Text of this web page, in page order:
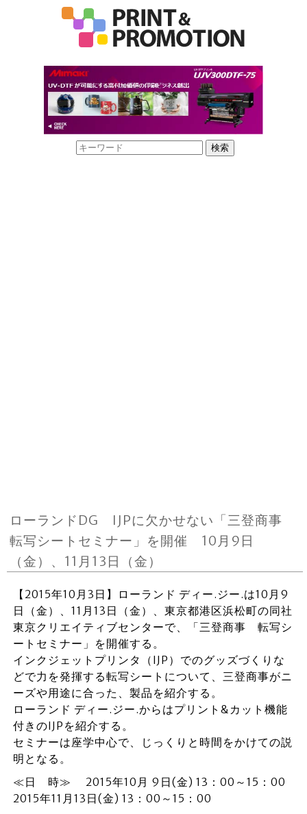
ローランドDG IJPに欠かせない「三登商事
転写シートセミナー」を開催 10月9日
（金）、11月13日（金）
【2015年10月3日】ローランド ディー.ジー.は10月9
日（金）、11月13日（金）、東京都港区浜松町の同社
東京クリエイティブセンターで、「三登商事 転写シ
ートセミナー」を開催する。
インクジェットプリンタ（IJP）でのグッズづくりな
どで力を発揮する転写シートについて、三登商事がニ
ーズや用途に合った、製品を紹介する。
ローランド ディー.ジー.からはプリント&カット機能
付きのIJPを紹介する。
セミナーは座学中心で、じっくりと時間をかけての説
明となる。
≪日 時≫ 2015年10月 9日(金) 13：00～15：00
2015年11月13日(金) 13：00～15：00